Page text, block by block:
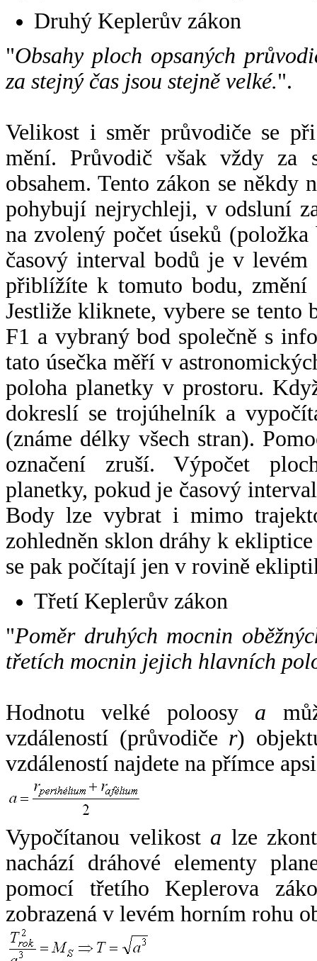
Druhý Keplerův zákon
"Obsahy ploch opsaných
za stejný čas jsou stejně velké.".
Velikost i směr průvodiče se
mění. Průvodič však vždy za
obsahem. Tento zákon se někdy
pohybují nejrychleji, v odsluní
na zvolený počet úseků
časový interval bodů je v
přiblížíte k tomuto bodu,
Jestliže kliknete, vybere se tento
F1 a vybraný bod společně s
tato úsečka měří v
poloha planetky v prostoru.
dokreslí se trojúhelník a
(známe délky všech stran).
označení zruší. Výpočet
planetky, pokud je časový
Body lze vybrat i mimo
zohledněn sklon dráhy k
se pak počítají jen v rovině
Třetí Keplerův zákon
"Poměr druhých mocnin
třetích mocnin jejich hlavních
Hodnotu velké poloosy a
vzdáleností (průvodiče r)
vzdáleností najdete na přímce
Vypočítanou velikost a lze
nachází dráhové elementy
pomocí třetího Keplerova
zobrazená v levém horním rohu